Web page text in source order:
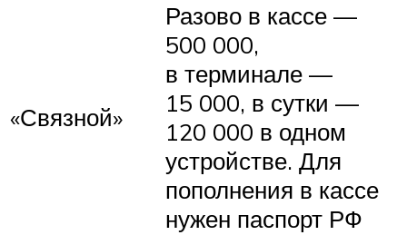
«Связной»
Разово в кассе —
500 000,
в терминале —
15 000, в сутки —
120 000 в одном
устройстве. Для
пополнения в кассе
нужен паспорт РФ